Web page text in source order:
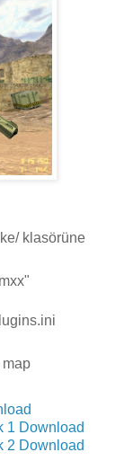
klasörüne
1 Download
2 Download